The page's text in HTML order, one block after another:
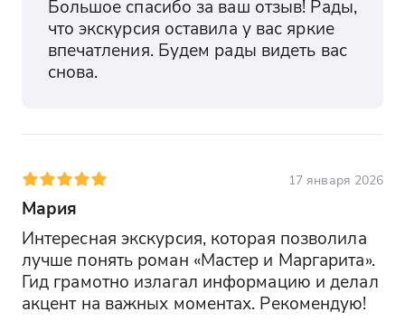
Большое спасибо за ваш отзыв! Рады,
что экскурсия оставила у вас яркие
впечатления. Будем рады видеть вас
снова.
17 января 2026
Мария
Интересная экскурсия, которая позволила
лучше понять роман «Мастер и Маргарита».
Гид грамотно излагал информацию и делал
акцент на важных моментах. Рекомендую!